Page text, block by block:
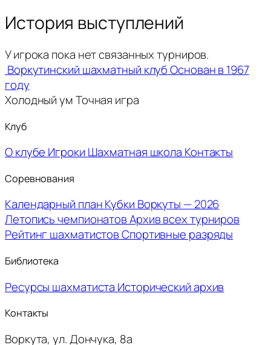
История выступлений
У игрока пока нет связанных турниров.
Воркутинский шахматный клубОснован в 1967
году
Холодный умТочная игра
Клуб
О клубе Игроки Шахматная школа Контакты
Соревнования
Календарный планКубки Воркуты — 2026
Летопись чемпионатовАрхив всех турниров
Рейтинг шахматистовСпортивные разряды
Библиотека
Ресурсы шахматиста Исторический архив
Контакты
Воркута, ул. Дончука, 8а